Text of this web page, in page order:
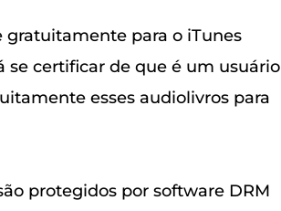
gratuitamente para o iTunes
se certificar de que é um usuário
esses audiolivros para
protegidos por software DRM